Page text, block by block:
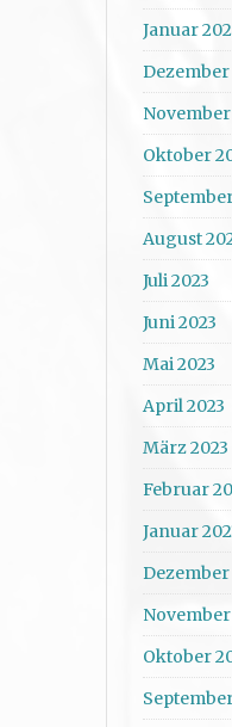
Januar
Dezember
November
Oktober
August
Juli 2023
Juni 2023
Mai 2023
April 2023
März 2023
Februar
Januar
Dezember
Oktober